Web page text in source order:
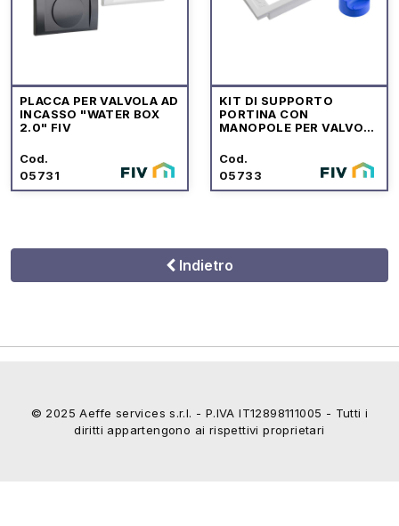
Indietro
PLACCA PER VALVOLA AD
INCASSO "WATER BOX
2.0" FIV
Cod.
05731
KIT DI SUPPORTO
PORTINA CON
MANOPOLE PER VALVOLA
Cod.
05733
© 2025 Aeffe services s.r.l. - P.IVA IT12898111005 - Tutti i
diritti appartengono ai rispettivi proprietari